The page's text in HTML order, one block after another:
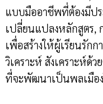
แบบมืออาชีพที่ต้องมีป
เปลี่ยนแปลงหลักสูตร,
เพื่อสร้างให้ผู้เรียนรักก
วิเคราะห์ สังเคราะห์ด้
ที่จะพัฒนาเป็นพลเมือง